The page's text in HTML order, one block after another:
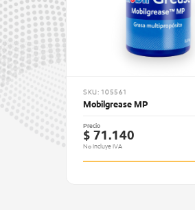
SKU: 105561
Mobilgrease MP
Precio
$ 71.140
No Incluye IVA